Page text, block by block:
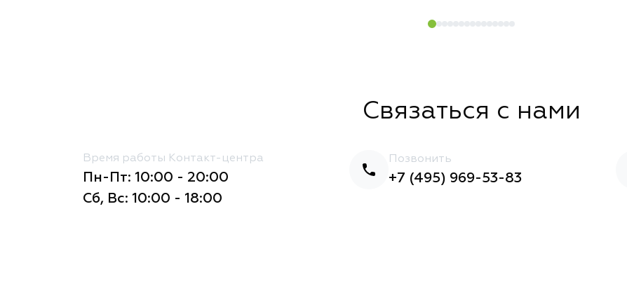
Связаться с нами
Время работы Контакт-центра
Пн-Пт: 10:00 - 20:00
Сб, Вс: 10:00 - 18:00
Позвонить
+7 (495) 969-53-83